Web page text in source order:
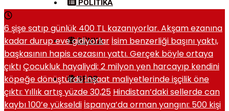
POLITIKA
DÜNYA
SPOR
6 şişe satıp günlük 400 TL kazanıyorlar. Akşam ezanına
kadar durup eve gidiyorlar İsim benzerliği başını yaktı,
başkasının hapis cezasını yattı. Gerçek böyle ortaya
çıktıÇocukluk hayaliydi; 2 milyon yen harcayıp kendini
köpeğe dönüştürdüİnşaat maliyetlerinde işçilik öne
çıktı: Yıllık artış yüzde 30,25 Hindistan’daki sellerde can
kaybı 100’e yükseldi İspanya’da orman yangını: 500 kişi